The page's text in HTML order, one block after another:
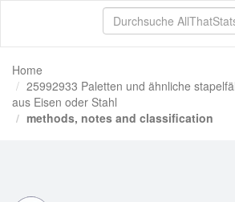
Home
25992933 Paletten und ähnliche
aus Eisen oder Stahl
methods, notes and classification